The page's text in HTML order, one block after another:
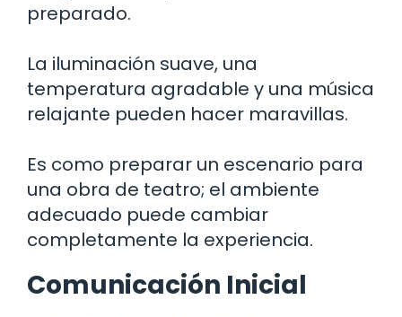
preparado.
La iluminación suave, una
temperatura agradable y una música
relajante pueden hacer maravillas.
Es como preparar un escenario para
una obra de teatro; el ambiente
adecuado puede cambiar
completamente la experiencia.
Comunicación Inicial